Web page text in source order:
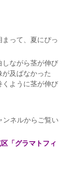
って、夏にぴっ
しながら茎が伸び
及ばなかった
くように茎が伸び
ンネルからご覧い
「グラマトフィ